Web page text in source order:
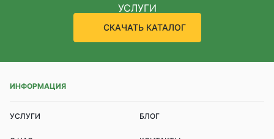
УСЛУГИ
СКАЧАТЬ КАТАЛОГ
ИНФОРМАЦИЯ
УСЛУГИ БЛОГ